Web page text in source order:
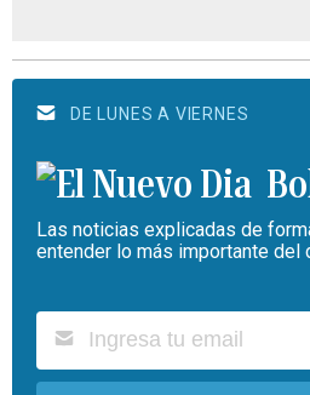
DE LUNES A VIERNES
Las noticias explicadas de
entender lo más importante del